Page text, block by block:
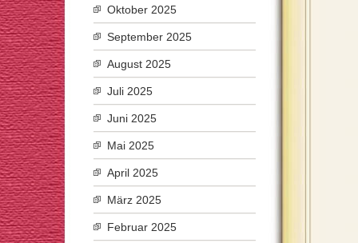
Oktober 2025
September 2025
August 2025
Juli 2025
Juni 2025
Mai 2025
April 2025
März 2025
Februar 2025